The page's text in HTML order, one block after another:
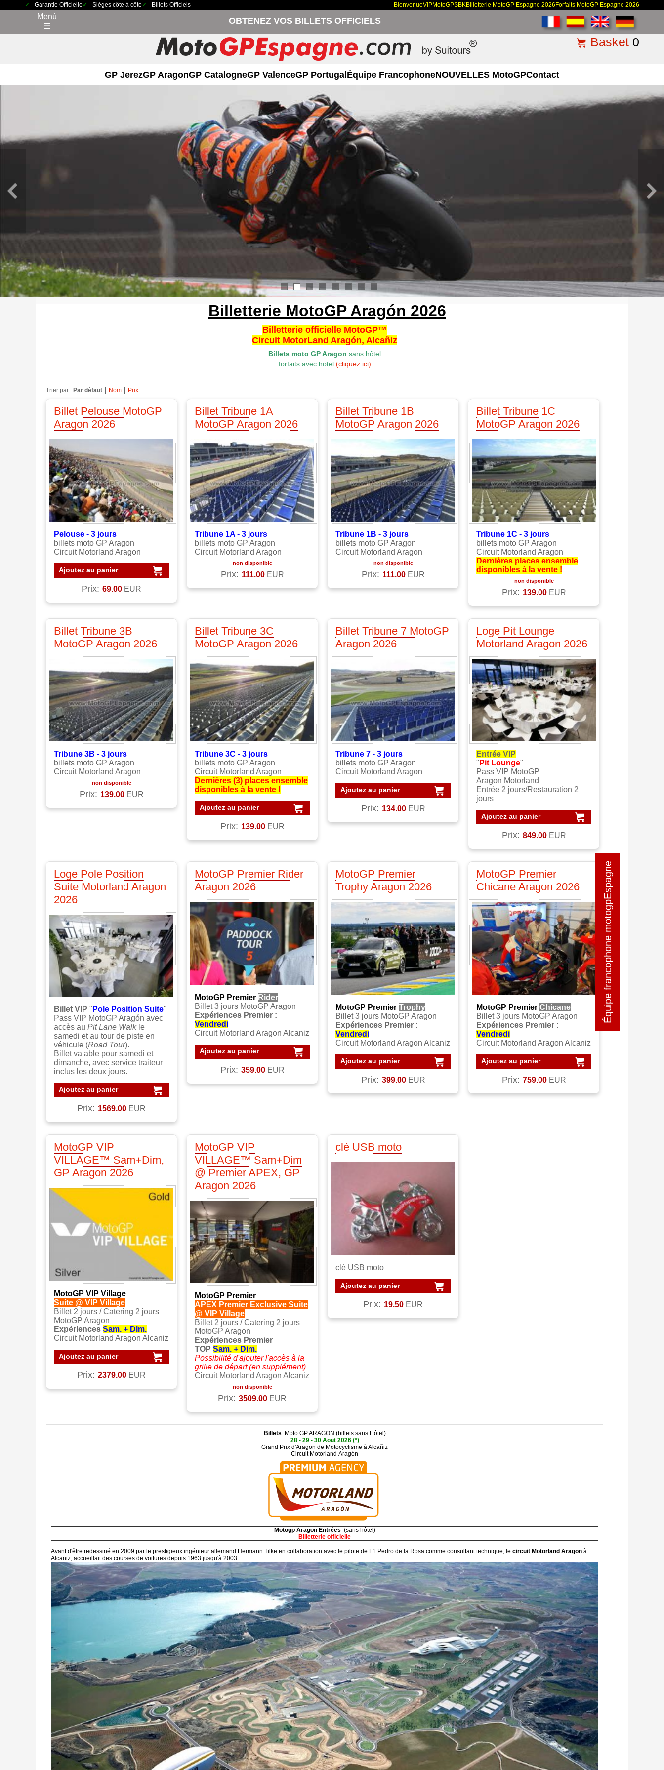
Garantie Officielle Sièges côte à côte Billets Officiels BienvenueVIPMotoGPSBKBilletterie MotoGP Espagne 2026 Forfaits MotoGP Espagne 2026
Menú
☰
OBTENEZ VOS BILLETS OFFICIELS
Basket 0
GP JerezGP AragonGP CatalogneGP ValenceGP PortugalÉquipe FrancophoneNOUVELLES MotoGPContact
1 3 4
Équipe francophone motogpEspagne
Équipe francophone motogpEspagne
Billetterie MotoGP Aragón 2026
Billetterie officielle MotoGP™
Circuit MotorLand Aragón, Alcañiz
Billets moto GP Aragon sans hôtel
forfaits avec hôtel (cliquez ici)
Trier par: Par défaut Nom Prix
Billet Pelouse MotoGP
Aragon 2026
Pelouse - 3 jours
billets moto GP Aragon
Circuit Motorland Aragon
Ajoutez au panier
Prix: 69.00 EUR
Billet Tribune 1A
MotoGP Aragon 2026
Tribune 1A - 3 jours
billets moto GP Aragon
Circuit Motorland Aragon
non disponible
Prix: 111.00 EUR
Billet Tribune 1B
MotoGP Aragon 2026
Tribune 1B - 3 jours
billets moto GP Aragon
Circuit Motorland Aragon
non disponible
Prix: 111.00 EUR
Billet Tribune 1C
MotoGP Aragon 2026
Tribune 1C - 3 jours
billets moto GP Aragon
Circuit Motorland Aragon
Dernières places ensemble
disponibles à la vente !
non disponible
Prix: 139.00 EUR
Billet Tribune 3B
MotoGP Aragon 2026
Tribune 3B - 3 jours
billets moto GP Aragon
Circuit Motorland Aragon
non disponible
Prix: 139.00 EUR
Billet Tribune 3C
MotoGP Aragon 2026
Tribune 3C - 3 jours
billets moto GP Aragon
Circuit Motorland Aragon
Dernières (3) places ensemble
disponibles à la vente !
Ajoutez au panier
Prix: 139.00 EUR
Billet Tribune 7 MotoGP
Aragon 2026
Tribune 7 - 3 jours
billets moto GP Aragon
Circuit Motorland Aragon
Ajoutez au panier
Prix: 134.00 EUR
Loge Pit Lounge
Motorland Aragon 2026
Entrée VIP
" Pit Lounge"
Pass VIP MotoGP
Aragon Motorland
Entrée 2 jours/Restauration 2
jours
Ajoutez au panier
Prix: 849.00 EUR
Loge Pole Position
Suite Motorland Aragon
2026
Billet VIP " Pole Position Suite"
Pass VIP MotoGP Aragón avec
accès au Pit Lane Walkle
samedi et au tour de piste en
véhicule (Road Tour).
Billet valable pour samedi et
dimanche, avec service traiteur
inclus les deux jours.
Ajoutez au panier
Prix: 1569.00 EUR
MotoGP Premier Rider
Aragon 2026
MotoGP Premier Rider
Billet 3 jours MotoGP Aragon
Expériences Premier :
Vendredi
Circuit Motorland Aragon Alcaniz
Ajoutez au panier
Prix: 359.00 EUR
MotoGP Premier
Trophy Aragon 2026
MotoGP Premier Trophy
Billet 3 jours MotoGP Aragon
Expériences Premier :
Vendredi
Circuit Motorland Aragon Alcaniz
Ajoutez au panier
Prix: 399.00 EUR
MotoGP Premier
Chicane Aragon 2026
MotoGP Premier Chicane
Billet 3 jours MotoGP Aragon
Expériences Premier :
Vendredi
Circuit Motorland Aragon Alcaniz
Ajoutez au panier
Prix: 759.00 EUR
MotoGP VIP
VILLAGE™ Sam+Dim,
GP Aragon 2026
MotoGP VIP Village
Suite @ VIP Village
Billet 2 jours / Catering 2 jours
MotoGP Aragon
Expériences Sam. + Dim.
Circuit Motorland Aragon Alcaniz
Ajoutez au panier
Prix: 2379.00 EUR
MotoGP VIP
VILLAGE™ Sam+Dim
@ Premier APEX, GP
Aragon 2026
MotoGP Premier
APEX Premier Exclusive Suite
@ VIP Village
Billet 2 jours / Catering 2 jours
MotoGP Aragon
Expériences Premier
TOP Sam. + Dim.
Possibilité d'ajouter l'accès à la
grille de départ (en supplément)
Circuit Motorland Aragon Alcaniz
non disponible
Prix: 3509.00 EUR
clé USB moto
clé USB moto
Ajoutez au panier
Prix: 19.50 EUR
Billets
Moto GP ARAGON (billets sans Hôtel)
28 - 29 - 30 Aout 2026 (*)
Grand Prix d'Aragon de Motocyclisme à Alcañiz
Circuit Motorland Aragón
Motogp Aragon Entrées (sans hôtel)
Billetterie officielle
Avant d'être redessiné en 2009 par le prestigieux ingénieur allemand Hermann Tilke en collaboration avec le pilote de F1 Pedro de la Rosa comme consultant technique, le circuit Motorland Aragon à
Alcaniz, accueillait des courses de voitures depuis 1963 jusqu'à 2003.